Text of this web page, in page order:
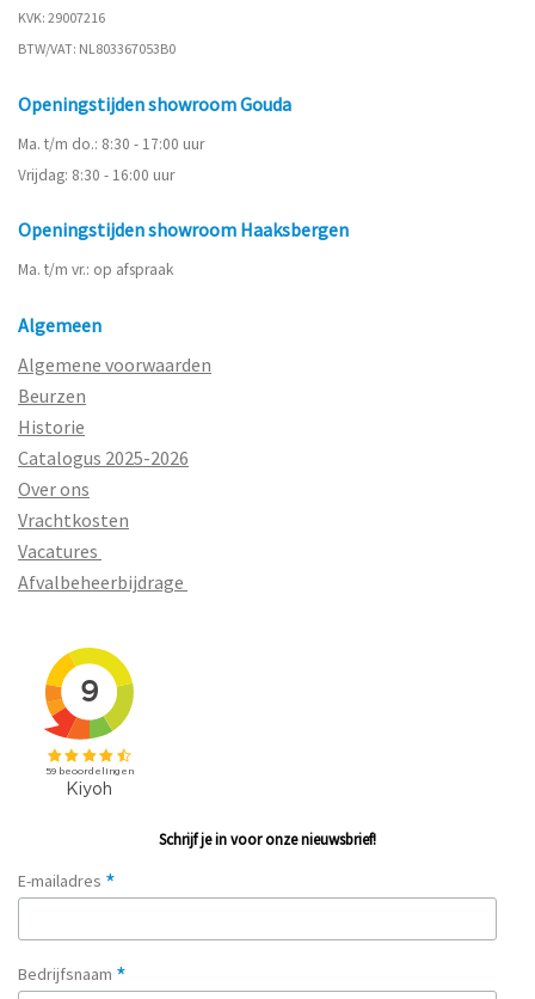
KVK: 29007216
BTW/VAT: NL803367053B0
Openingstijden showroom Gouda
Ma. t/m do.: 8:30 - 17:00 uur
Vrijdag: 8:30 - 16:00 uur
Openingstijden showroom Haaksbergen
Ma. t/m vr.: op afspraak
Algemeen
Algemene voorwaarden
Beurzen
Historie
Catalogus 2025-2026
Over ons
Vrachtkosten
Vacatures
Afvalbeheerbijdrage
Schrijf je in voor onze nieuwsbrief!
E-mailadres *
Bedrijfsnaam *